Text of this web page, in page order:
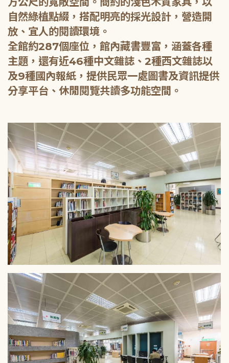
自然綠植點綴，搭配明亮的採光設計，營造開
放、宜人的閱讀環境。
全館約287個座位，館內藏書豐富，涵蓋各種
主題，還有近46種中文雜誌、2種西文雜誌以
及9種國內報紙，提供民眾一處圖書及資訊提供